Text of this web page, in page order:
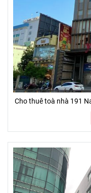
Cho thuê toà nhà 191